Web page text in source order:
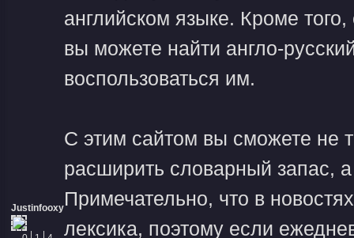
Justinfooxy
английском языке. Кроме
вы можете найти англо-
воспользоваться им.
С этим сайтом вы сможете не
расширить словарный запас,
Примечательно, что в
лексика, поэтому если